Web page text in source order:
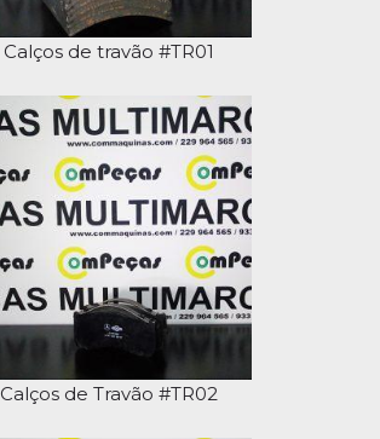
Calços de travão #TR01
Calços de Travão #TR02